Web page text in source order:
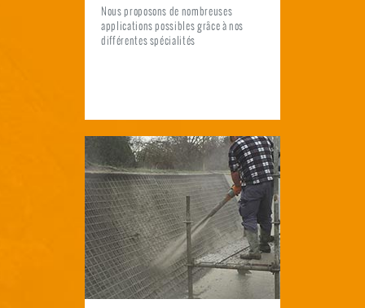
Nous proposons de nombreuses
applications possibles grâce à nos
différentes spécialités